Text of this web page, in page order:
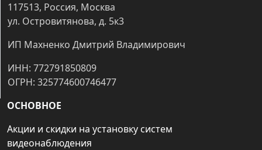
117513, Россия, Москва
ул. Островитянова, д. 5к3
ИП Махненко Дмитрий Владимирович
ИНН: 772791850809
ОГРН: 325774600746477
ОСНОВНОЕ
Акции и скидки на установку систем
видеонаблюдения